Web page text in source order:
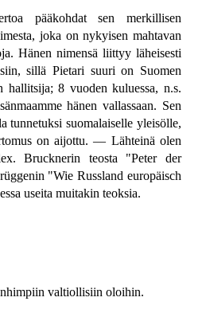
pääkohdat sen merkillisen
joka on nykyisen mahtavan
Hänen nimensä liittyy läheisesti
sillä Pietari suuri on Suomen
hallitsija; 8 vuoden kuluessa, n.s.
hänen vallassaan. Sen
tunnetuksi suomalaiselle yleisölle,
on aijottu. — Lähteinä olen
Brucknerin teosta "Peter der
"Wie Russland europäisch
useita muitakin teoksia.
valtiollisiin oloihin.